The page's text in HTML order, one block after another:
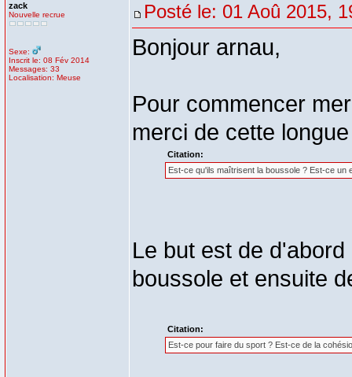
zack
Nouvelle recrue
Sexe:
Inscrit le: 08 Fév 2014
Messages: 33
Localisation: Meuse
Posté le: 01 Aoû 2015,
Bonjour arnau,
Pour commencer
merci de cette
Citation:
Est-ce qu'ils maîtrisent la boussole ? Est-ce un
Le but est de
boussole et ensuite
Citation:
Est-ce pour faire du sport ? Est-ce de la